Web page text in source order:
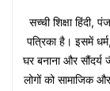
सच्ची शिक्षा हिंदी,
पत्रिका है। इसमें
घर बनाना और
लोगों को सामाजिक